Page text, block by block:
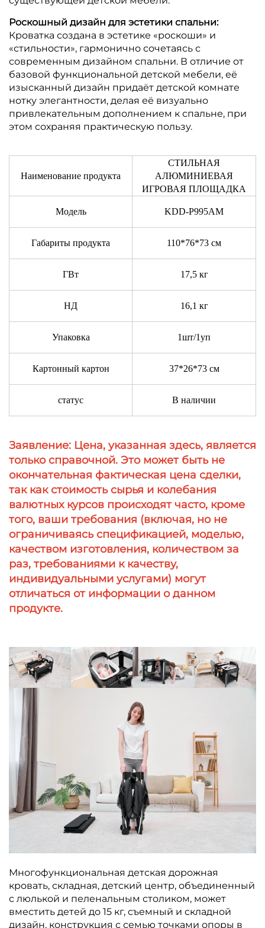
Роскошный дизайн для эстетики спальни:
Кроватка создана в эстетике «роскоши» и
«стильности», гармонично сочетаясь с
современным дизайном спальни. В отличие от
базовой функциональной детской мебели, её
изысканный дизайн придаёт детской комнате
нотку элегантности, делая её визуально
привлекательным дополнением к спальне, при
этом сохраняя практическую пользу.
Наименование продукта
СТИЛЬНАЯ
АЛЮМИНИЕВАЯ
ИГРОВАЯ ПЛОЩАДКА
Модель KDD-P995AM
Габариты продукта 110*76*73 см
ГВт 17,5 кг
НД 16,1 кг
Упаковка 1шт/1уп
Картонный картон 37*26*73 см
статус В наличии
Заявление: Цена, указанная здесь, является
только справочной. Это может быть не
окончательная фактическая цена сделки,
так как стоимость сырья и колебания
валютных курсов происходят часто, кроме
того, ваши требования (включая, но не
ограничиваясь спецификацией, моделью,
качеством изготовления, количеством за
раз, требованиями к качеству,
индивидуальными услугами) могут
отличаться от информации о данном
продукте.
Многофункциональная детская дорожная
кровать, складная, детский центр, объединенный
с люлькой и пеленальным столиком, может
вместить детей до 15 кг, съемный и складной
дизайн, конструкция с семью точками опоры в